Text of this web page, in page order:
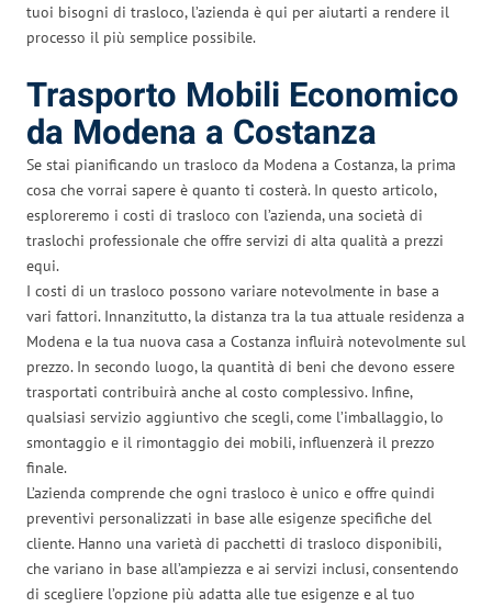
tuoi bisogni di trasloco, l’azienda è qui per aiutarti a rendere il
processo il più semplice possibile.
Trasporto Mobili Economico
da Modena a Costanza
Se stai pianificando un trasloco da Modena a Costanza, la prima
cosa che vorrai sapere è quanto ti costerà. In questo articolo,
esploreremo i costi di trasloco con l’azienda, una società di
traslochi professionale che offre servizi di alta qualità a prezzi
equi.
I costi di un trasloco possono variare notevolmente in base a
vari fattori. Innanzitutto, la distanza tra la tua attuale residenza a
Modena e la tua nuova casa a Costanza influirà notevolmente sul
prezzo. In secondo luogo, la quantità di beni che devono essere
trasportati contribuirà anche al costo complessivo. Infine,
qualsiasi servizio aggiuntivo che scegli, come l’imballaggio, lo
smontaggio e il rimontaggio dei mobili, influenzerà il prezzo
finale.
L’azienda comprende che ogni trasloco è unico e offre quindi
preventivi personalizzati in base alle esigenze specifiche del
cliente. Hanno una varietà di pacchetti di trasloco disponibili,
che variano in base all’ampiezza e ai servizi inclusi, consentendo
di scegliere l’opzione più adatta alle tue esigenze e al tuo